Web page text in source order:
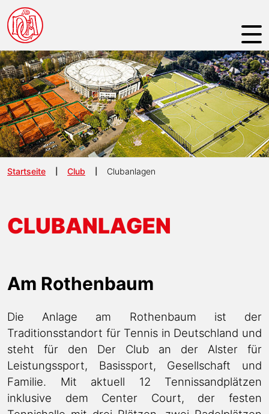
NAVIGATION ÜBERSPRINGEN
Startseite Club Clubanlagen
CLUBANLAGEN
Am Rothenbaum
Die Anlage am Rothenbaum ist der
Traditionsstandort für Tennis in Deutschland und
steht für den Der Club an der Alster für
Leistungssport, Basissport, Gesellschaft und
Familie. Mit aktuell 12 Tennissandplätzen
inklusive dem Center Court, der festen